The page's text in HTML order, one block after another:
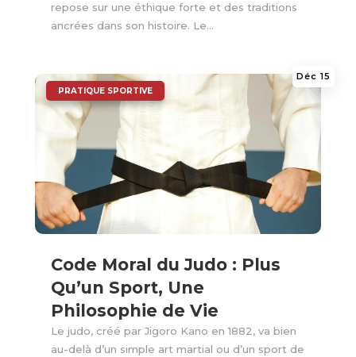
repose sur une éthique forte et des traditions
ancrées dans son histoire. Le...
Code Moral du Judo : Plus
Qu’un Sport, Une
Philosophie de Vie
Déc 15
PRATIQUE SPORTIVE
Le judo, créé par Jigoro Kano en 1882, va bien
au-delà d’un simple art martial ou d’un sport de